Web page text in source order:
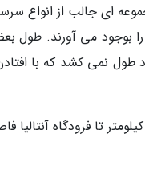
ای جالب از انواع
بوجود می آورند. طول
نمی کشد که با